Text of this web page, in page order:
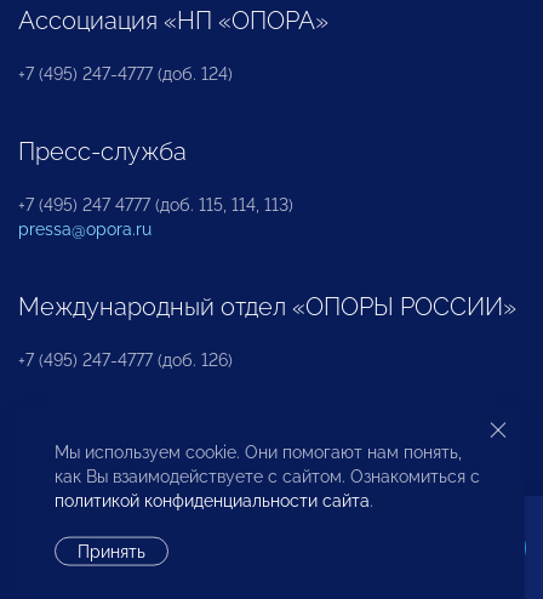
Ассоциация «НП «ОПОРА»
+7 (495) 247-4777 (доб. 124)
Пресс-служба
+7 (495) 247 4777 (доб. 115, 114, 113)
pressa@opora.ru
Международный отдел «ОПОРЫ РОССИИ»
+7 (495) 247-4777 (доб. 126)
Бюро по защите прав предпринимателей и
инвесторов
Мы используем cookie. Они помогают нам понять,
как Вы взаимодействуете с сайтом. Ознакомиться с
политикой конфиденциальности сайта.
Принять